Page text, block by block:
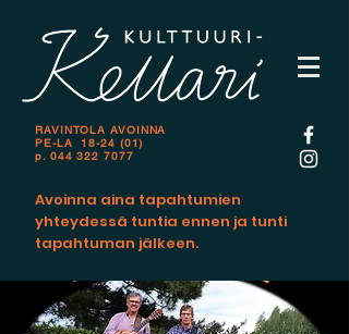
RAVINTOLA AVOINNA
PE-LA 18-24 (01)
p. 044 322 7077
Avoinna aina tapahtumien
yhteydessä tuntia ennen ja tunti
tapahtuman jälkeen.